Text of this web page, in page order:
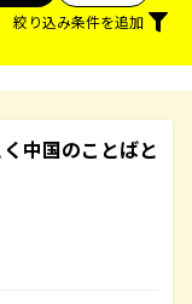
絞り込み条件を追加
中国のことばと